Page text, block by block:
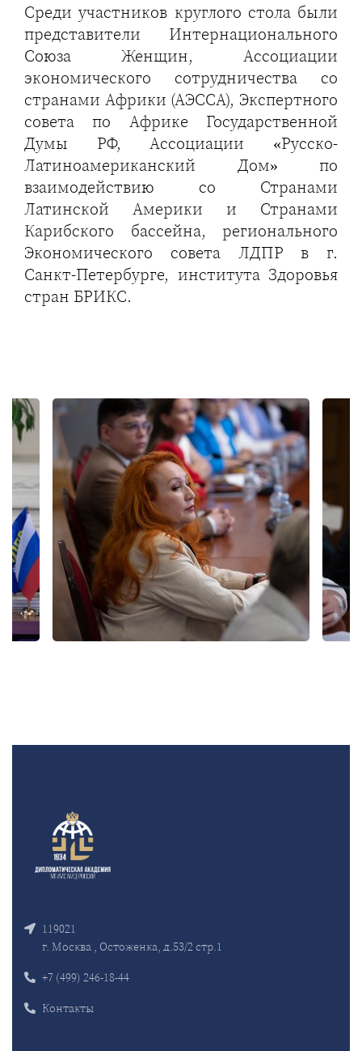
Среди участников круглого стола были
представители Интернационального
Союза Женщин, Ассоциации
экономического сотрудничества со
странами Африки (АЭССА), Экспертного
совета по Африке Государственной
Думы РФ, Ассоциации «Русско-
Латиноамериканский Дом» по
взаимодействию со Странами
Латинской Америки и Странами
Карибского бассейна, регионального
Экономического совета ЛДПР в г.
Санкт-Петербурге, института Здоровья
стран БРИКС.
119021
г. Москва , Остоженка, д.53/2 стр.1
+7 (499) 246-18-44
Контакты